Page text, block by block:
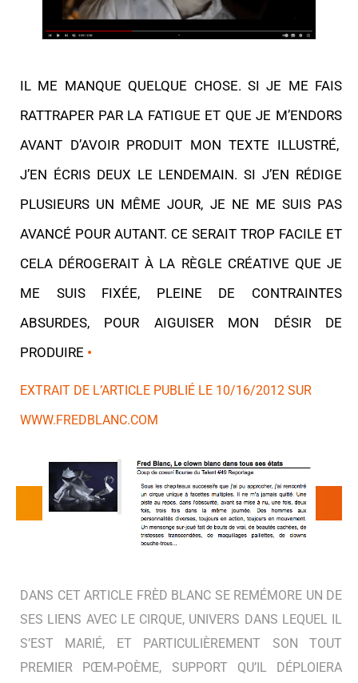
IL ME MANQUE QUELQUE CHOSE. SI JE ME FAIS
RATTRAPER PAR LA FATIGUE ET QUE JE M’ENDORS
AVANT D’AVOIR PRODUIT MON TEXTE ILLUSTRÉ,
J’EN ÉCRIS DEUX LE LENDEMAIN. SI J’EN RÉDIGE
PLUSIEURS UN MÊME JOUR, JE NE ME SUIS PAS
AVANCÉ POUR AUTANT. CE SERAIT TROP FACILE ET
CELA DÉROGERAIT À LA RÈGLE CRÉATIVE QUE JE
ME SUIS FIXÉE, PLEINE DE CONTRAINTES
ABSURDES, POUR AIGUISER MON DÉSIR DE
PRODUIRE •
EXTRAIT DE L’ARTICLE PUBLIÉ LE 10/16/2012 SUR
WWW.FREDBLANC.COM
DANS CET ARTICLE FRÈD BLANC SE REMÉMORE UN DE
SES LIENS AVEC LE CIRQUE, UNIVERS DANS LEQUEL IL
S’EST MARIÉ, ET PARTICULIÈREMENT SON TOUT
PREMIER PŒM-POÈME, SUPPORT QU’IL DÉPLOIERA